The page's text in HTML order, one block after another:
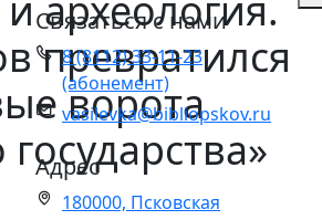
Связаться с нами
8 (8112) 33-11-23
(абонемент)
vasilevka@bibliopskov.ru
Адрес
180000, Псковская
превратился
ворота
государства»